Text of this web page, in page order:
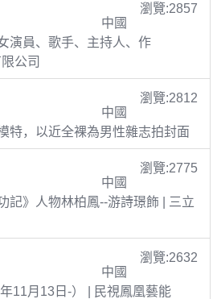
瀏覽:2857
中國
演員、歌手、主持人、作
公司
瀏覽:2812
中國
特，以近全裸為男性雜志拍封面
瀏覽:2775
中國
記》人物林柏鳳--游詩璟飾 | 三立
瀏覽:2632
中國
11月13日-） | 民視鳳凰藝能